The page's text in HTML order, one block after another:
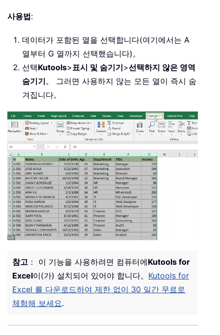
사용법:
데이터가 포함된 열을 선택합니다(여기에서는 A
열부터 G 열까지 선택했습니다)。
선택Kutools>표시 및 숨기기>선택하지 않은 영역
숨기기。 그러면 사용하지 않는 모든 열이 즉시 숨
겨집니다。
참고 ： 이 기능을 사용하려면 컴퓨터에Kutools for
Excel이(가) 설치되어 있어야 합니다。 Kutools for
Excel 를 다운로드하여 제한 없이 30 일간 무료로
체험해 보세요.